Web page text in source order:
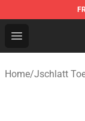
Open menu
Jschlatt
Home/Jschlatt